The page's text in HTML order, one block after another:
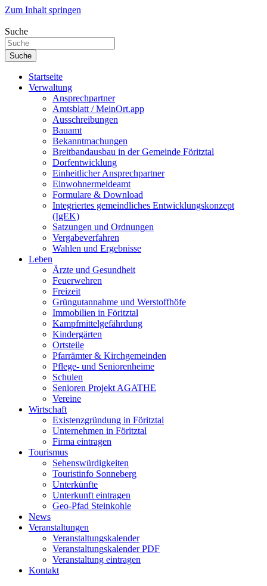
Zum Inhalt springen
Suche
Suche
Startseite
Verwaltung
Ansprechpartner
Amtsblatt / MeinOrt.app
Ausschreibungen
Bauamt
Bekanntmachungen
Breitbandausbau in der Gemeinde Föritztal
Dorfentwicklung
Einheitlicher Ansprechpartner
Einwohnermeldeamt
Formulare & Download
Integriertes gemeindliches Entwicklungskonzept
(IgEK)
Satzungen und Ordnungen
Vergabeverfahren
Wahlen und Ergebnisse
Leben
Ärzte und Gesundheit
Feuerwehren
Freizeit
Grüngutannahme und Werstoffhöfe
Immobilien in Föritztal
Kampfmittelgefährdung
Kindergärten
Ortsteile
Pfarrämter & Kirchgemeinden
Pflege- und Seniorenheime
Schulen
Senioren Projekt AGATHE
Vereine
Wirtschaft
Existenzgründung in Föritztal
Unternehmen in Föritztal
Firma eintragen
Tourismus
Sehenswürdigkeiten
Touristinfo Sonneberg
Unterkünfte
Unterkunft eintragen
Geo-Pfad Steinkohle
News
Veranstaltungen
Veranstaltungskalender
Veranstaltungskalender PDF
Veranstaltung eintragen
Kontakt